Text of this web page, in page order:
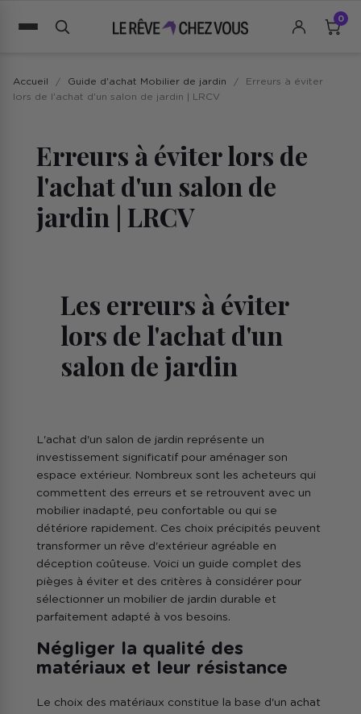
0
Accueil Guide d'achat Mobilier de jardin
Erreurs à éviter
lors de l'achat d'un salon de jardin | LRCV
Erreurs à éviter lors de
l'achat d'un salon de
jardin | LRCV
Les erreurs à éviter
lors de l'achat d'un
salon de jardin
L'achat d'un salon de jardin représente un
investissement significatif pour aménager son
espace extérieur. Nombreux sont les acheteurs qui
commettent des erreurs et se retrouvent avec un
mobilier inadapté, peu confortable ou qui se
détériore rapidement. Ces choix précipités peuvent
transformer un rêve d'extérieur agréable en
déception coûteuse. Voici un guide complet des
pièges à éviter et des critères à considérer pour
sélectionner un mobilier de jardin durable et
parfaitement adapté à vos besoins.
Négliger la qualité des
matériaux et leur résistance
Le choix des matériaux constitue la base d'un achat